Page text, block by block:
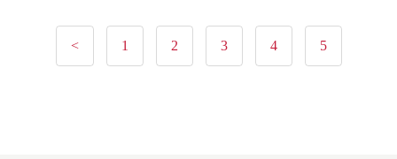
< 1 2 3 4 5